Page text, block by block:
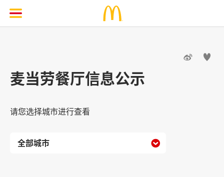
 
麦当劳餐厅信息公示
请您选择城市进行查看
